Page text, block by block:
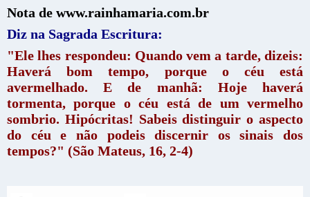
Nota de www.rainhamaria.com.br
Diz na Sagrada Escritura:
"Ele lhes respondeu: Quando vem a tarde, dizeis:
Haverá bom tempo, porque o céu está
avermelhado. E de manhã: Hoje haverá
tormenta, porque o céu está de um vermelho
sombrio. Hipócritas! Sabeis distinguir o aspecto
do céu e não podeis discernir os sinais dos
tempos?" (São Mateus, 16, 2-4)